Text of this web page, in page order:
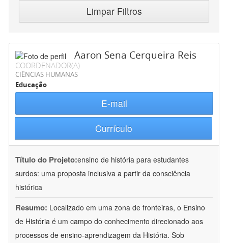
Limpar Filtros
Aaron Sena Cerqueira Reis
COORDENADOR(A)
CIÊNCIAS HUMANAS
Educação
E-mail
Currículo
Título do Projeto:ensino de história para estudantes
surdos: uma proposta inclusiva a partir da consciência
histórica
Resumo: Localizado em uma zona de fronteiras, o Ensino
de História é um campo do conhecimento direcionado aos
processos de ensino-aprendizagem da História. Sob